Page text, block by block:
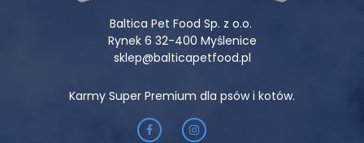
Baltica Pet Food Sp. z o.o.
Rynek 6 32-400 Myślenice
sklep@balticapetfood.pl
Karmy Super Premium dla psów i kotów.